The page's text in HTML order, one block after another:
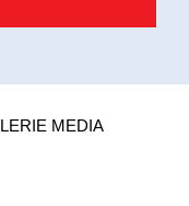
MEDIA